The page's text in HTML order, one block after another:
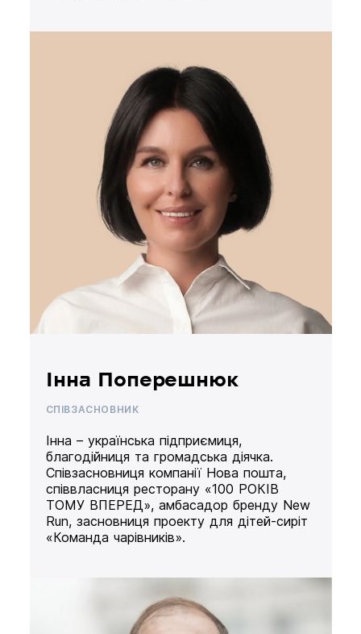
Інна Поперешнюк
СПІВЗАСНОВНИК
Інна – українська підприємиця,
благодійниця та громадська діячка.
Співзасновниця компанії Нова пошта,
співвласниця ресторану «100 РОКІВ
ТОМУ ВПЕРЕД», амбасадор бренду New
Run, засновниця проекту для дітей-сиріт
«Команда чарівників».